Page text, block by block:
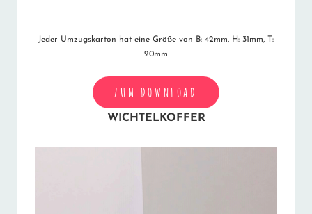
Jeder Umzugskarton hat eine Größe von B: 42mm, H: 31mm, T:
20mm
ZUM DOWNLOAD
WICHTELKOFFER